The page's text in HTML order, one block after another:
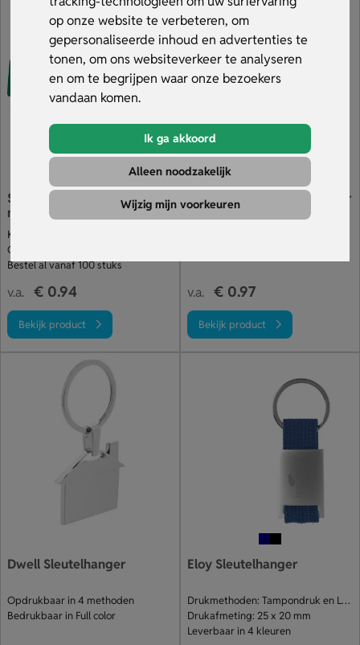
op onze website te verbeteren, om
gepersonaliseerde inhoud en advertenties te
tonen, om ons websiteverkeer te analyseren
en om te begrijpen waar onze bezoekers
vandaan komen.
Ik ga akkoord
Alleen noodzakelijk
Wijzig mijn voorkeuren
zijn gemakkelijk te reinigen en zijn ook waterdicht. Met
metalensleutelhangers heb je een accessoire die bij je
persoonlijkheid past en die je dagelijks kunt gebruiken.
Stoffen sleutelhanger met
metalen plaatje
Keuze uit vele kleuren stof
Graveren op metalen plaatje
Bestel al vanaf 100 stuks
v.a. € 0.94
Bekijk product
Keytag Circle Sleutelhanger
v.a. € 0.97
Bekijk product
Dwell Sleutelhanger
Opdrukbaar in 4 methoden
Bedrukbaar in Full color
Eloy Sleutelhanger
Drukmethoden: Tampondruk en Lasergraveren
Drukafmeting: 25 x 20 mm
Leverbaar in 4 kleuren